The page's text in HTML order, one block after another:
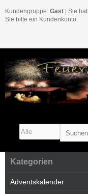
Kundengruppe: Gast | Sie
Sie bitte ein Kundenkonto.
Kategorien
Adventskalender